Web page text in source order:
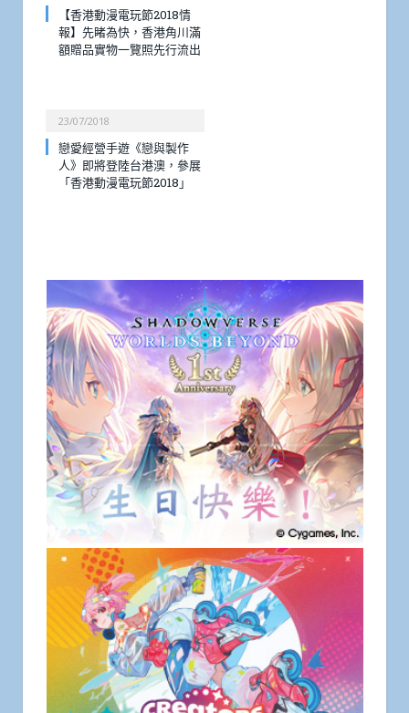
【香港動漫電玩節2018情
報】先睹為快，香港角川滿
額贈品實物一覽照先行流出
23/07/2018
戀愛經營手遊《戀與製作
人》即將登陸台港澳，參展
「香港動漫電玩節2018」